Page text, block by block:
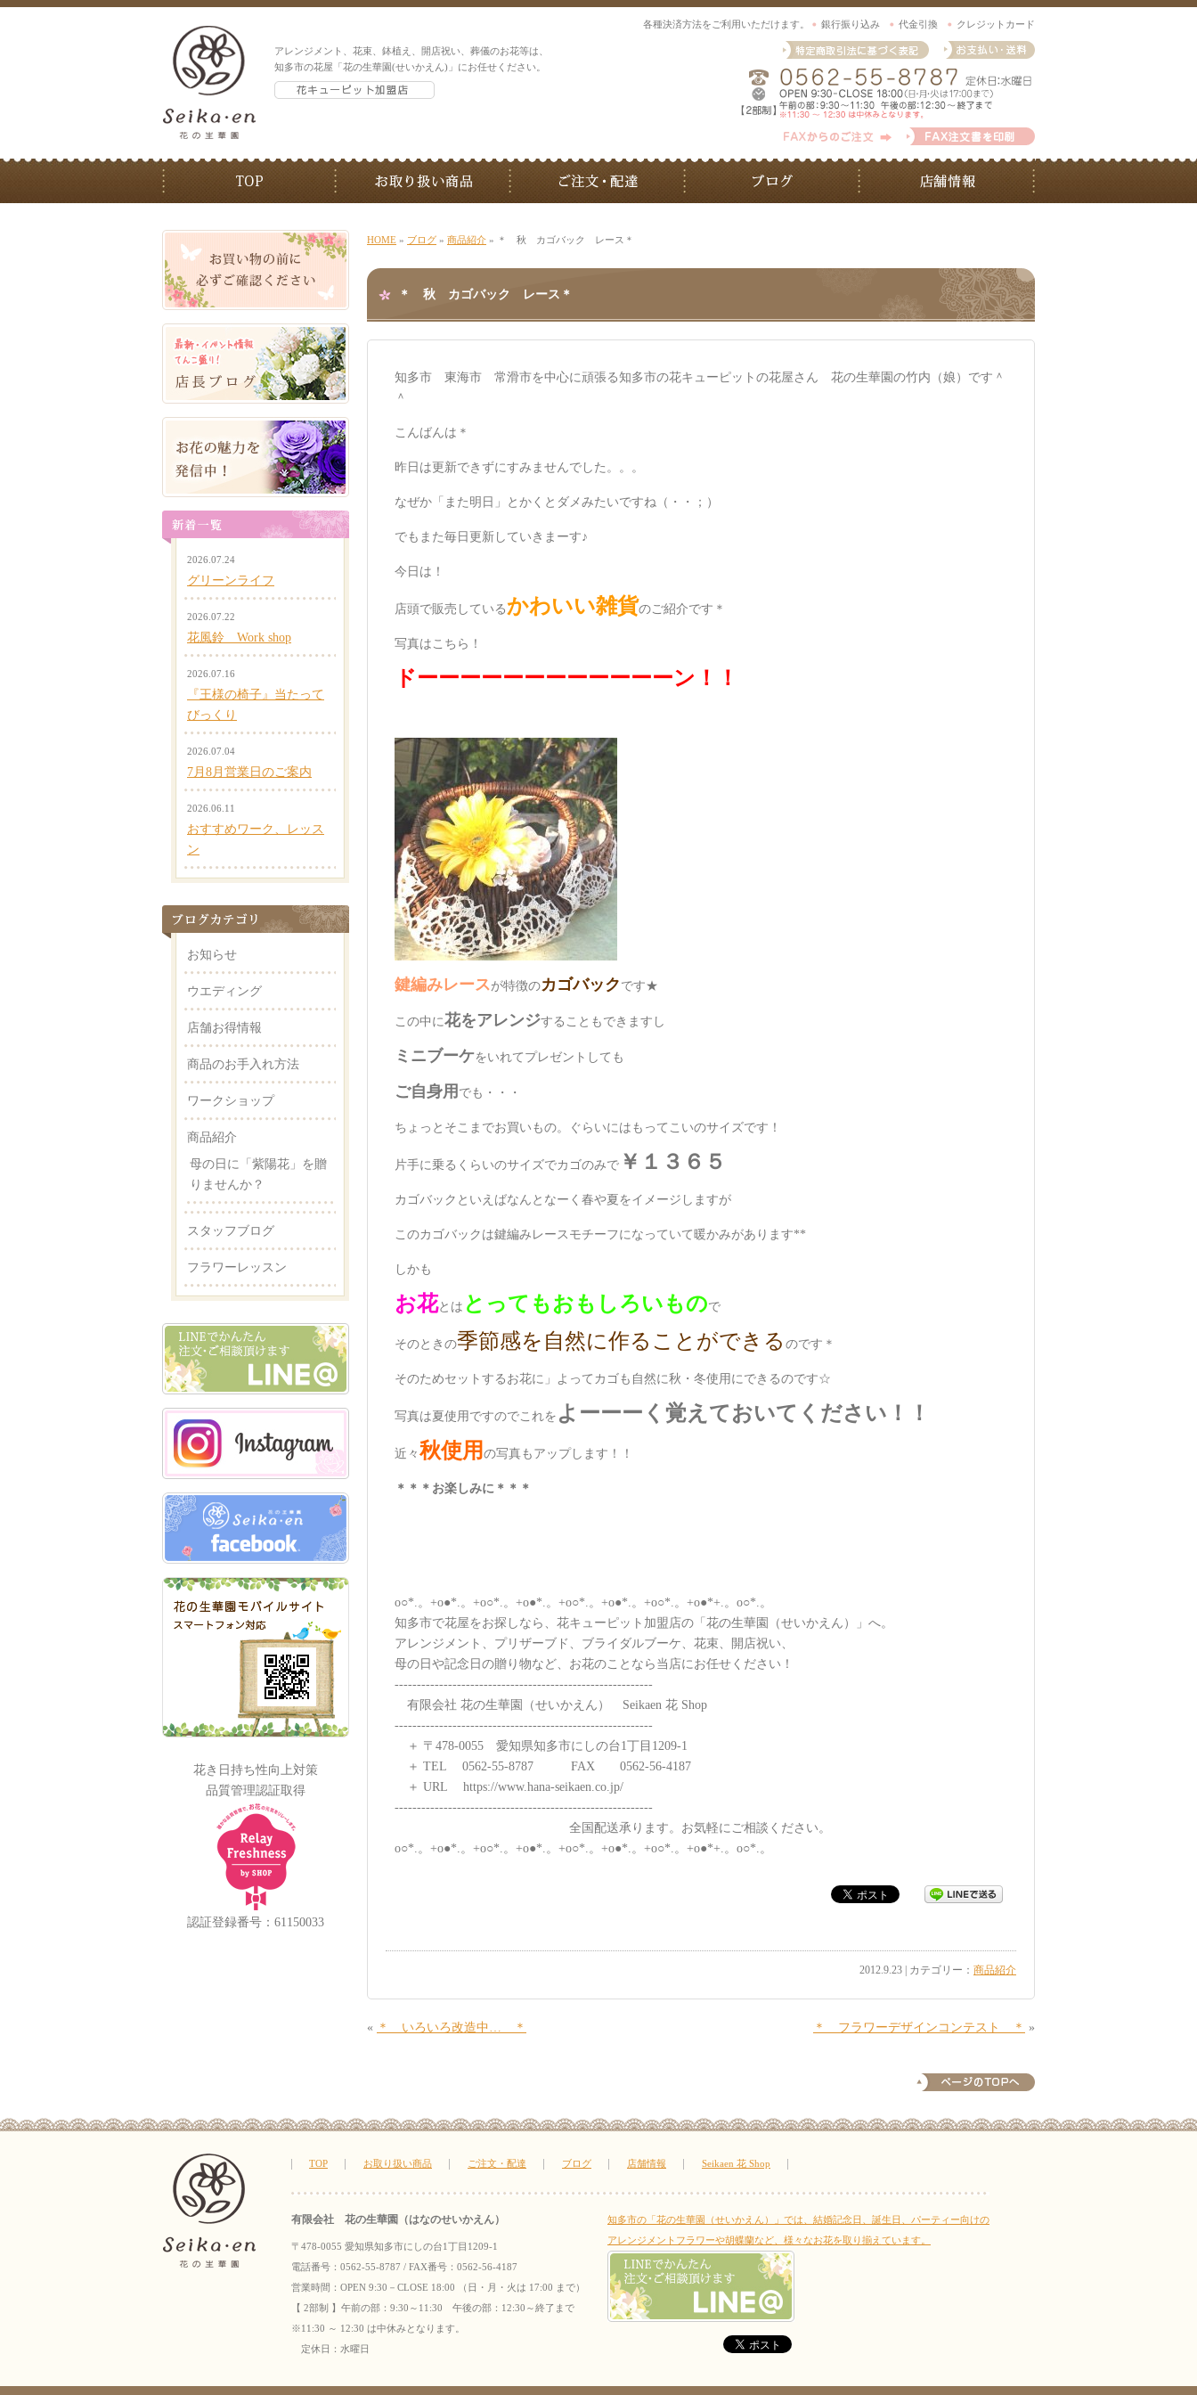
アレンジメント、花束、鉢植え、開店祝い、葬儀のお花等は、
知多市の花屋「花の生華園(せいかえん)」にお任せください。
各種決済方法をご利用いただけます。 銀行振り込み 代金引換 クレジットカード
HOME » ブログ » 商品紹介 » ＊ 秋 カゴバック レース＊
＊ 秋 カゴバック レース＊
知多市 東海市 常滑市を中心に頑張る知多市の花キューピットの花屋さん 花の生華園の竹内（娘）です＾
＾
こんばんは＊
昨日は更新できずにすみませんでした。。。
なぜか「また明日」とかくとダメみたいですね（・・；）
でもまた毎日更新していきまーす♪
今日は！
店頭で販売しているかわいい雑貨のご紹介です＊
写真はこちら！
ドーーーーーーーーーーーーン！！
鍵編みレースが特徴のカゴバックです★
この中に花をアレンジすることもできますし
ミニブーケをいれてプレゼントしても
ご自身用 でも・・・
ちょっとそこまでお買いもの。ぐらいにはもってこいのサイズです！
片手に乗るくらいのサイズでカゴのみで ￥１３６５
カゴバックといえばなんとなーく春や夏をイメージしますが
このカゴバックは鍵編みレースモチーフになっていて暖かみがあります**
しかも
お花とは とってもおもしろいもので
そのときの季節感を自然に作ることができる のです＊
そのためセットするお花に」よってカゴも自然に秋・冬使用にできるのです☆
写真は夏使用ですのでこれを よーーーく覚えておいてください！！
近々秋使用 の写真もアップします！！
＊＊＊お楽しみに＊＊＊
o○*.。+o●*.。+o○*.。+o●*.。+o○*.。+o●*.。+o○*.。+o●*+.。o○*.。
知多市で花屋をお探しなら、花キューピット加盟店の「花の生華園（せいかえん）」へ。
アレンジメント、プリザーブド、ブライダルブーケ、花束、開店祝い、
母の日や記念日の贈り物など、お花のことなら当店にお任せください！
----------------------------------------------------------
有限会社 花の生華園（せいかえん） Seikaen 花 Shop
----------------------------------------------------------
＋ 〒478-0055 愛知県知多市にしの台1丁目1209-1
＋ TEL 0562-55-8787 FAX 0562-56-4187
＋ URL https://www.hana-seikaen.co.jp/
----------------------------------------------------------
全国配送承ります。お気軽にご相談ください。
o○*.。+o●*.。+o○*.。+o●*.。+o○*.。+o●*.。+o○*.。+o●*+.。o○*.。
2012.9.23 | カテゴリー： 商品紹介
« ＊ いろいろ改造中… ＊ ＊ フラワーデザインコンテスト ＊ »
2026.07.24
グリーンライフ
2026.07.22
花風鈴 Work shop
2026.07.16
『王様の椅子』当たって
びっくり
2026.07.04
7月8月営業日のご案内
2026.06.11
おすすめワーク、レッス
ン
お知らせ
ウエディング
店舗お得情報
商品のお手入れ方法
ワークショップ
商品紹介
母の日に「紫陽花」を贈
りませんか？
スタッフブログ
フラワーレッスン
花き日持ち性向上対策
品質管理認証取得
認証登録番号：61150033
TOP お取り扱い商品 ご注文・配達 ブログ 店舗情報 Seikaen 花 Shop
有限会社 花の生華園（はなのせいかえん）
〒478-0055 愛知県知多市にしの台1丁目1209-1
電話番号：0562-55-8787 / FAX番号：0562-56-4187
営業時間：OPEN 9:30－CLOSE 18:00 （日・月・火は 17:00 まで）
【 2部制 】午前の部：9:30～11:30 午後の部：12:30～終了まで
※11:30 ～ 12:30 は中休みとなります。
定休日：水曜日
知多市の「花の生華園（せいかえん）」では、結婚記念日、誕生日、パーティー向けの
アレンジメントフラワーや胡蝶蘭など、様々なお花を取り揃えています。